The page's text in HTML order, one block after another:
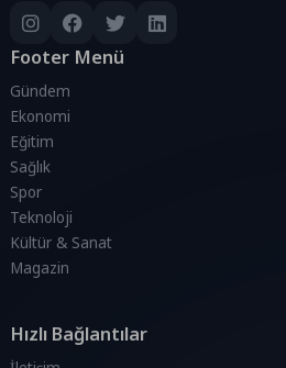
Footer Menü
Gündem
Ekonomi
Eğitim
Sağlık
Spor
Teknoloji
Kültür & Sanat
Magazin
Hızlı Bağlantılar